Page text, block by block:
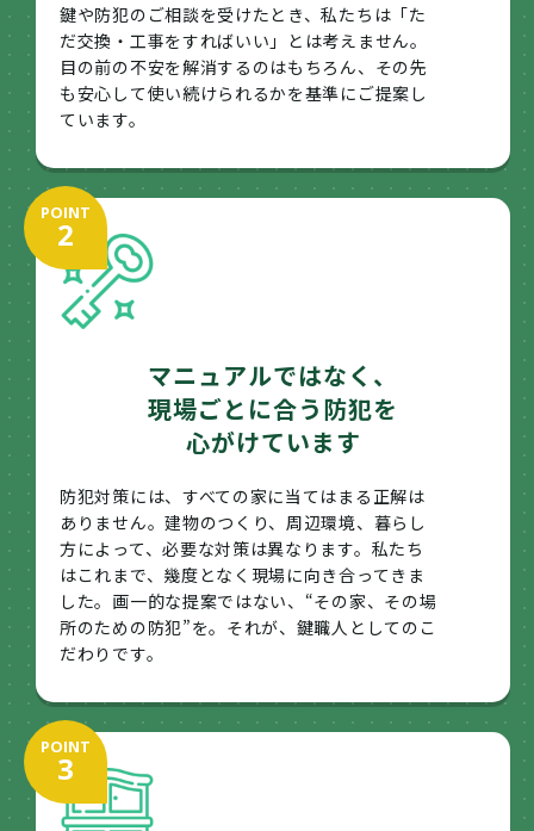
鍵や防犯のご相談を受けたとき、私たちは「た
だ交換・工事をすればいい」とは考えません。
目の前の不安を解消するのはもちろん、その先
も安心して使い続けられるかを基準にご提案し
ています。
POINT
2
マニュアルではなく、
現場ごとに合う防犯を
心がけています
防犯対策には、すべての家に当てはまる正解は
ありません。建物のつくり、周辺環境、暮らし
方によって、必要な対策は異なります。私たち
はこれまで、幾度となく現場に向き合ってきま
した。画一的な提案ではない、“その家、その場
所のための防犯”を。それが、鍵職人としてのこ
だわりです。
POINT
3